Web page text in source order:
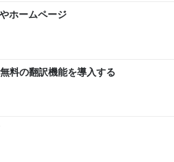
ホームページ
料の翻訳機能を導入する